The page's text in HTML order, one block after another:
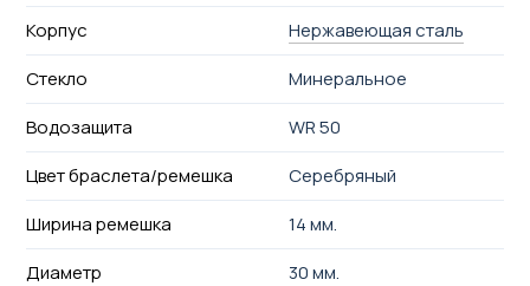
Корпус
Нержавеющая сталь
Стекло
Минеральное
Водозащита
WR 50
Цвет браслета/ремешка
Серебряный
Ширина ремешка
14 мм.
Диаметр
30 мм.